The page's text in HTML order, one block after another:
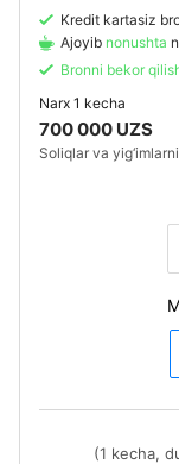
Kredit kartasiz
Ajoyib nonushta
Bronni bekor
Narx 1 kecha
700 000 UZS
Soliqlar va
(1 kecha,